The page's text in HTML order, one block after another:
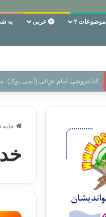
موضوعات ۲ عربی به
سر دفتر فساد در زمین‌، دوری
خانه